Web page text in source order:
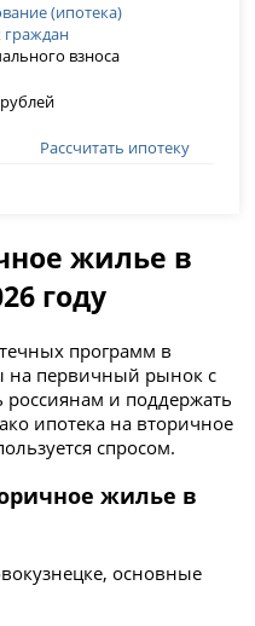
(ипотека)
граждан
взноса
рублей
Рассчитать ипотеку
жилье в
году
программ в
на первичный рынок с
и поддержать
ипотека на вторичное
спросом.
жилье в
основные